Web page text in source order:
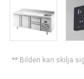
** Bilden kan skilja